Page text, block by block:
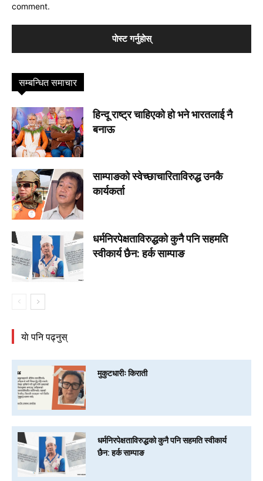
comment.
सम्बन्धित समाचार
हिन्दू राष्ट्र चाहिएको हो भने भारतलाई नै
बनाऊ
साम्पाङको स्वेच्छाचारिताविरुद्ध उनकै
कार्यकर्ता
धर्मनिरपेक्षताविरुद्धको कुनै पनि सहमति
स्वीकार्य छैन: हर्क साम्पाङ
याे पनि पढ्नुस्
मुकुटधारीः किराती
धर्मनिरपेक्षताविरुद्धको कुनै पनि सहमति स्वीकार्य
छैन: हर्क साम्पाङ